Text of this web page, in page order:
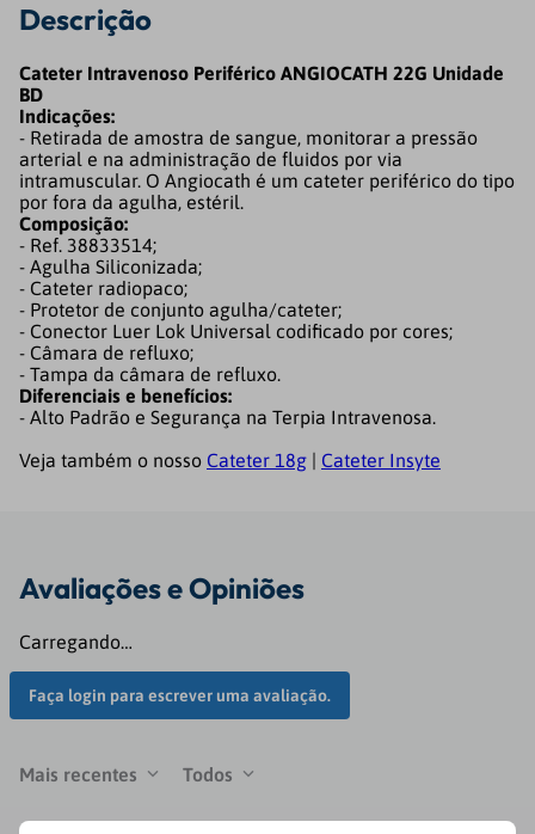
Descrição
Cateter Intravenoso Periférico ANGIOCATH 22G Unidade
BD
Indicações:
- Retirada de amostra de sangue, monitorar a pressão
arterial e na administração de fluidos por via
intramuscular. O Angiocath é um cateter periférico do tipo
por fora da agulha, estéril.
Composição:
- Ref. 38833514;
- Agulha Siliconizada;
- Cateter radiopaco;
- Protetor de conjunto agulha/cateter;
- Conector Luer Lok Universal codificado por cores;
- Câmara de refluxo;
- Tampa da câmara de refluxo.
Diferenciais e benefícios:
- Alto Padrão e Segurança na Terpia Intravenosa.
Veja também o nosso Cateter 18g | Cateter Insyte
Avaliações
Carregando…
Faça login para escrever uma avaliação.
Mais recentes Todos